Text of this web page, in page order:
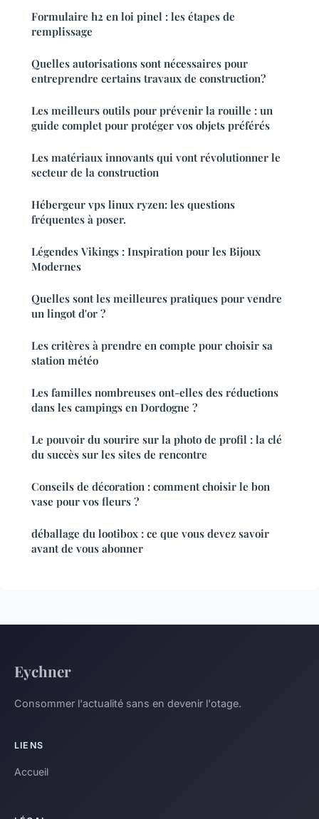
Formulaire h2 en loi pinel : les étapes de
remplissage
Quelles autorisations sont nécessaires pour
entreprendre certains travaux de construction?
Les meilleurs outils pour prévenir la rouille : un
guide complet pour protéger vos objets préférés
Les matériaux innovants qui vont révolutionner le
secteur de la construction
Hébergeur vps linux ryzen: les questions
fréquentes à poser.
Légendes Vikings : Inspiration pour les Bijoux
Modernes
Quelles sont les meilleures pratiques pour vendre
un lingot d'or ?
Les critères à prendre en compte pour choisir sa
station météo
Les familles nombreuses ont-elles des réductions
dans les campings en Dordogne ?
Le pouvoir du sourire sur la photo de profil : la clé
du succès sur les sites de rencontre
Conseils de décoration : comment choisir le bon
vase pour vos fleurs ?
déballage du lootibox : ce que vous devez savoir
avant de vous abonner
Eychner
Consommer l'actualité sans en devenir l'otage.
LIENS
Accueil